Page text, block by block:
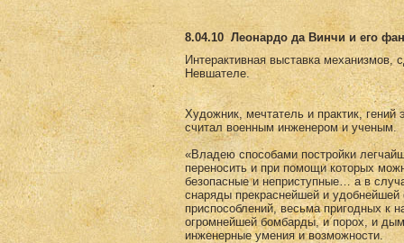
8.04.10 Леонардо да Винчи и его
Интерактивная выставка механизмов,
Невшателе.
Художник, мечтатель и практик,
считал военным инженером и ученым.
«Владею способами постройки
переносить и при помощи которых
безопасные и неприступные… а в
снаряды прекраснейшей и
приспособлений, весьма пригодных к
огромнейшей бомбарды, и порох, и
инженерные умения и возможности.